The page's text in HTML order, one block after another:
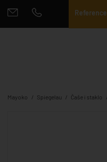
Reference
Mayoko Spiegelau Čaše i staklo